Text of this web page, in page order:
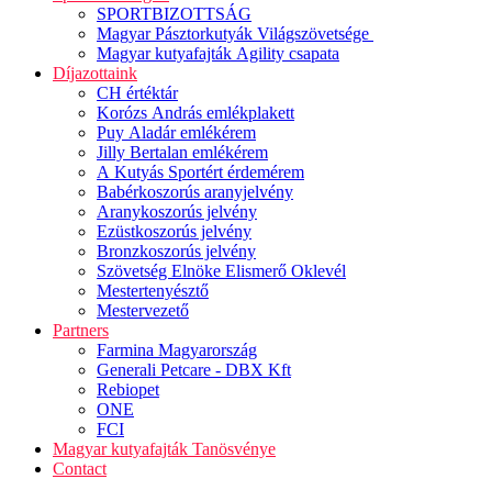
SPORTBIZOTTSÁG
Magyar Pásztorkutyák Világszövetsége
Magyar kutyafajták Agility csapata
Díjazottaink
CH értéktár
Korózs András emlékplakett
Puy Aladár emlékérem
Jilly Bertalan emlékérem
A Kutyás Sportért érdemérem
Babérkoszorús aranyjelvény
Aranykoszorús jelvény
Ezüstkoszorús jelvény
Bronzkoszorús jelvény
Szövetség Elnöke Elismerő Oklevél
Mestertenyésztő
Mestervezető
Partners
Farmina Magyarország
Generali Petcare - DBX Kft
Rebiopet
ONE
FCI
Magyar kutyafajták Tanösvénye
Contact